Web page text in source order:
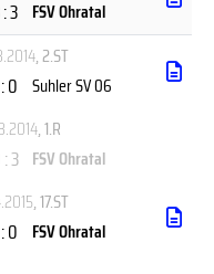
3 FSV Ohratal
, 2.ST
0 Suhler SV 06
, 1.R
3 FSV Ohratal
, 17.ST
0 FSV Ohratal